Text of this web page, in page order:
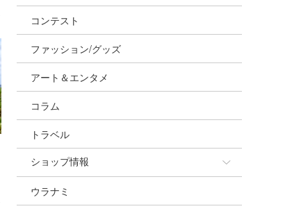
コンテスト
ファッション/グッズ
アート＆エンタメ
コラム
トラベル
ショップ情報
ショップ情報
ウラナミ